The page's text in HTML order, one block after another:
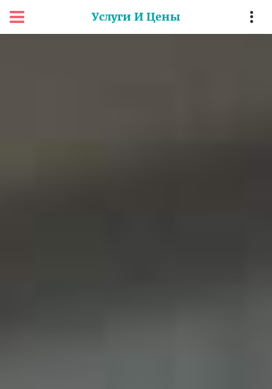
Услуги И Цены